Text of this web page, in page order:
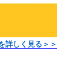
詳しく見る＞＞